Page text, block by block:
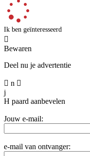
Ik ben geïnteresseerd

Bewaren
Deel nu je advertentie
 n 
j
H paard aanbevelen
Jouw e-mail:
e-mail van ontvanger: